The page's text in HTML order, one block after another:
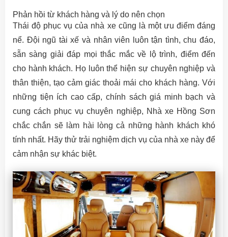
Phản hồi từ khách hàng và lý do nên chọn
Thái độ phục vụ của nhà xe cũng là một ưu điểm đáng
nể. Đội ngũ tài xế và nhân viên luôn tận tình, chu đáo,
sẵn sàng giải đáp mọi thắc mắc về lộ trình, điểm đến
cho hành khách. Họ luôn thể hiện sự chuyên nghiệp và
thân thiện, tạo cảm giác thoải mái cho khách hàng. Với
những tiện ích cao cấp, chính sách giá minh bạch và
cung cách phục vụ chuyên nghiệp, Nhà xe Hồng Sơn
chắc chắn sẽ làm hài lòng cả những hành khách khó
tính nhất. Hãy thử trải nghiệm dịch vụ của nhà xe này để
cảm nhận sự khác biệt.